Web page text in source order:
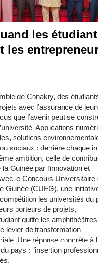
les
les
de Conakry, des
avec l’assurance de
que l’avenir peut se
Applications
solutions
sociaux : derrière chaque
ambition, celle de
Guinée par l’innovation et
le Concours Universitaire
Guinée (CUEG), une
les universités du
porteurs de projets,
quitte les
levier de transformation
Une réponse concrète à
pays : l’insertion